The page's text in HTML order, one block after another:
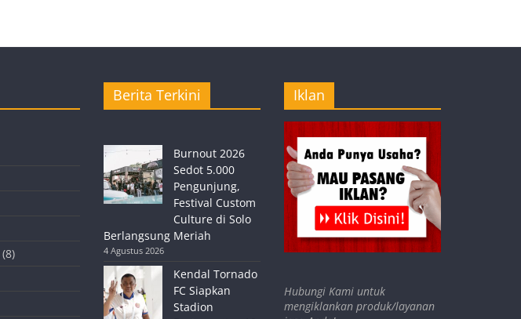
(8)
Berita Terkini
Burnout 2026
Sedot 5.000
Pengunjung,
Festival Custom
Culture di Solo
Berlangsung Meriah
4 Agustus 2026
Kendal Tornado
FC Siapkan
Stadion
Iklan
Hubungi Kami untuk
mengiklankan produk/layanan